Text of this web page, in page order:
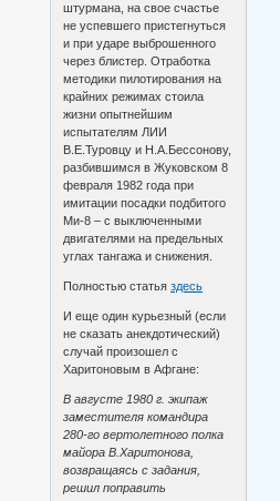
штурмана, на свое счастье
не успевшего пристегнуться
и при ударе выброшенного
через блистер. Отработка
методики пилотирования на
крайних режимах стоила
жизни опытнейшим
испытателям ЛИИ
В.Е.Туровцу и Н.А.Бессонову,
разбившимся в Жуковском 8
февраля 1982 года при
имитации посадки подбитого
Ми-8 – с выключенными
двигателями на предельных
углах тангажа и снижения.
Полностью статьяздесь
И еще один курьезный (если
не сказать анекдотический)
случай произошел с
Харитоновым в Афгане:
В августе 1980 г. экипаж
заместителя командира
280-го вертолетного полка
майора В.Харитонова,
возвращаясь с задания,
решил поправить